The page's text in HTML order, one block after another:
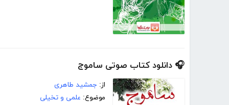
🎧 دانلود کتاب صوتی ساموج
از: جمشید طاهری
موضوع: علمی و تخیلی